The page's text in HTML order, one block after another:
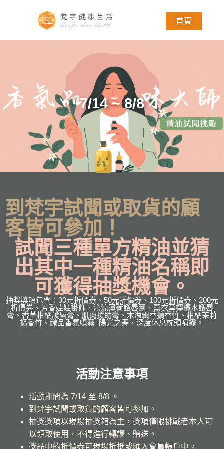
首頁
7/14 ~ 8/8
到梵宇試聞或取貨的顧
客皆可參加！
試聞三種單方精油並猜
出其中一種精油名稱即
可獲得抽獎機會。
抽獎獎項包含：30元折價券、50元折價券、100元折價券、200元
折價券、芳香娃娃掛飾、沁涼薄荷護唇膏、薰衣草檸檬水護唇
膏、香草柑橘護唇膏、肌肉援助膏、木溢飄香擴香竹、柑橘茉莉
擴香竹、織品香氛噴霧–陽光之舞、深度休息枕頭噴霧。
活動注意事項
活動期間為 7/14 至 8/8 。
到梵宇試聞或取貨的顧客皆可參加。
抽獎獎項以現場抽獎箱為主，獎項僅限挑戰者本人可
以領取使用，不得進行轉讓、贈送。
獎品中的折價券可現場折抵或匯入會員帳戶中。